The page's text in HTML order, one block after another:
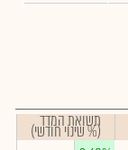
תשואת המדד
(% שינוי חודשי)